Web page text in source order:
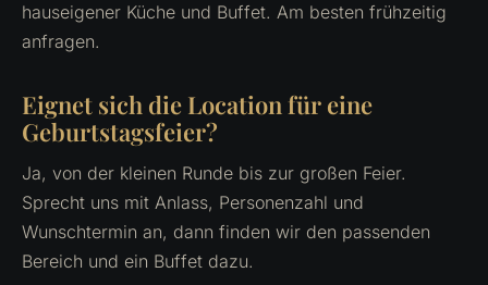
hauseigener Küche und Buffet. Am besten frühzeitig
anfragen.
Eignet sich die Location für eine
Geburtstagsfeier?
Ja, von der kleinen Runde bis zur großen Feier.
Sprecht uns mit Anlass, Personenzahl und
Wunschtermin an, dann finden wir den passenden
Bereich und ein Buffet dazu.